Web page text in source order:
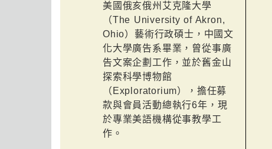
美國俄亥俄州艾克隆大學
（The University of Akron,
Ohio）藝術行政碩士，中國文
化大學廣告系畢業，曾從事廣
告文案企劃工作，並於舊金山
探索科學博物館
（Exploratorium），擔任募
款與會員活動總執行6年，現
於專業美語機構從事教學工
作。